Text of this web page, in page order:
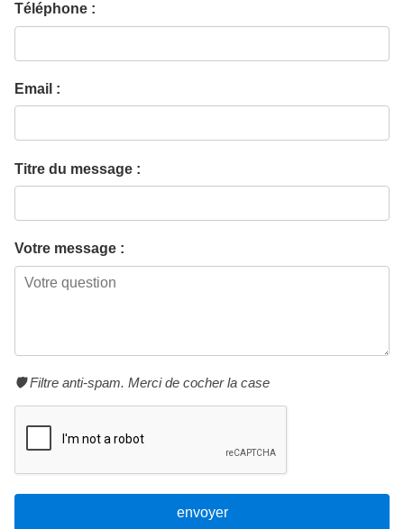
Téléphone :
Email :
Titre du message :
Votre message :
🛡️ Filtre anti-spam. Merci de cocher la case